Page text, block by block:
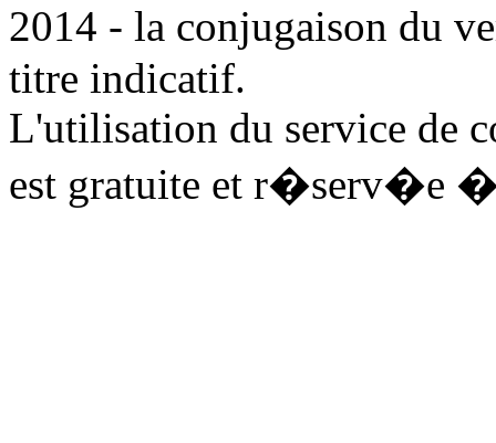
2014 - la conjugaison du
titre indicatif.
L'utilisation du service de
est gratuite et r�serv�e �